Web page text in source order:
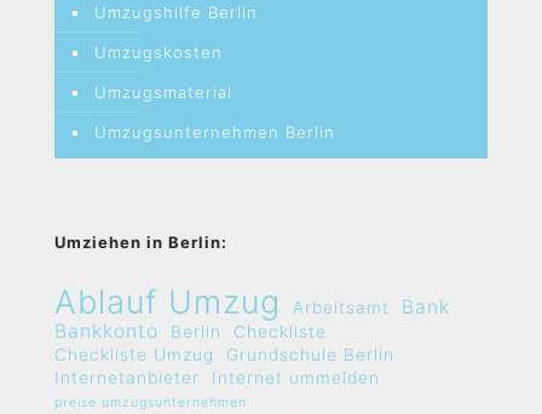
Umzugshilfe Berlin
Umzugskosten
Umzugsmaterial
Umzugsunternehmen Berlin
Umziehen in Berlin:
Ablauf Umzug Arbeitsamt
Bank
Bankkonto
Berlin
Checkliste
Checkliste Umzug
Grundschule Berlin
Internetanbieter
Internet ummelden
preise umzugsunternehmen